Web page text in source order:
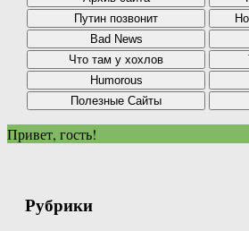
Привет, гость!
Рубрики